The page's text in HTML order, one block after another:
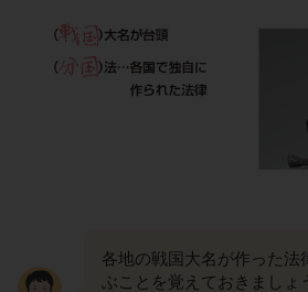
各地の戦国大名が作った法
ぶことを覚えておきましょ